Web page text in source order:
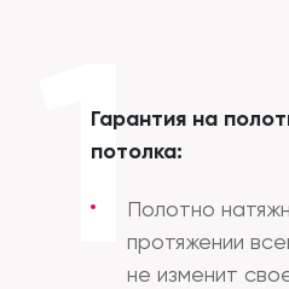
1
Гарантия на
потолка:
Полотно
протяжении
не изменит